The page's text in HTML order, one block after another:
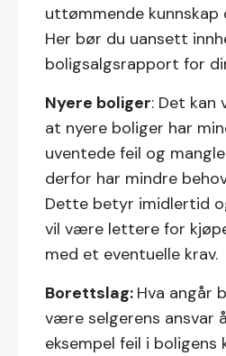
uttømmende kunnskap
Her bør du uansett
boligsalgsrapport for
Nyere boliger: Det
at nyere boliger har
uventede feil og
derfor har mindre
Dette betyr imidlertid
vil være lettere for
med et eventuelle krav.
Borettslag: Hva angår
være selgerens ansvar
eksempel feil i boligens